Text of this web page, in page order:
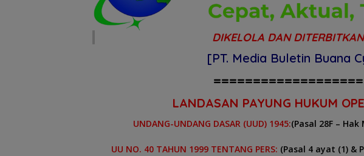
DIKELOLA DAN
[PT. Media Buletin Buana
LANDASAN PAYUNG HUKUM
UNDANG-UNDANG DASAR (UUD) 1945:(Pasal 28F –
UU NO. 40 TAHUN 1999 TENTANG PERS: (Pasal 4 ayat (1) &